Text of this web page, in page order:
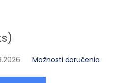
Možnosti doručenia